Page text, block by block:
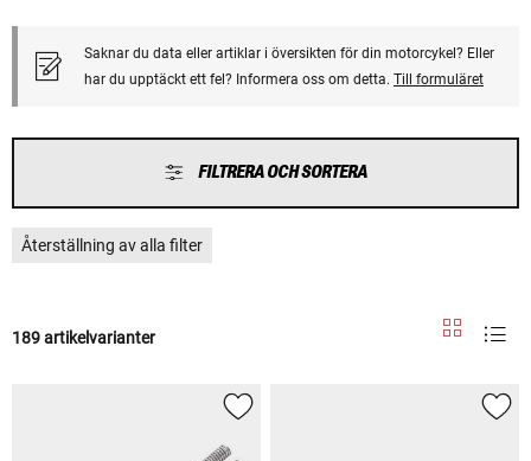
Saknar du data eller artiklar i översikten för din motorcykel? Eller
har du upptäckt ett fel? Informera oss om detta. Till formuläret
FILTRERA OCH SORTERA
Återställning av alla filter
189 artikelvarianter